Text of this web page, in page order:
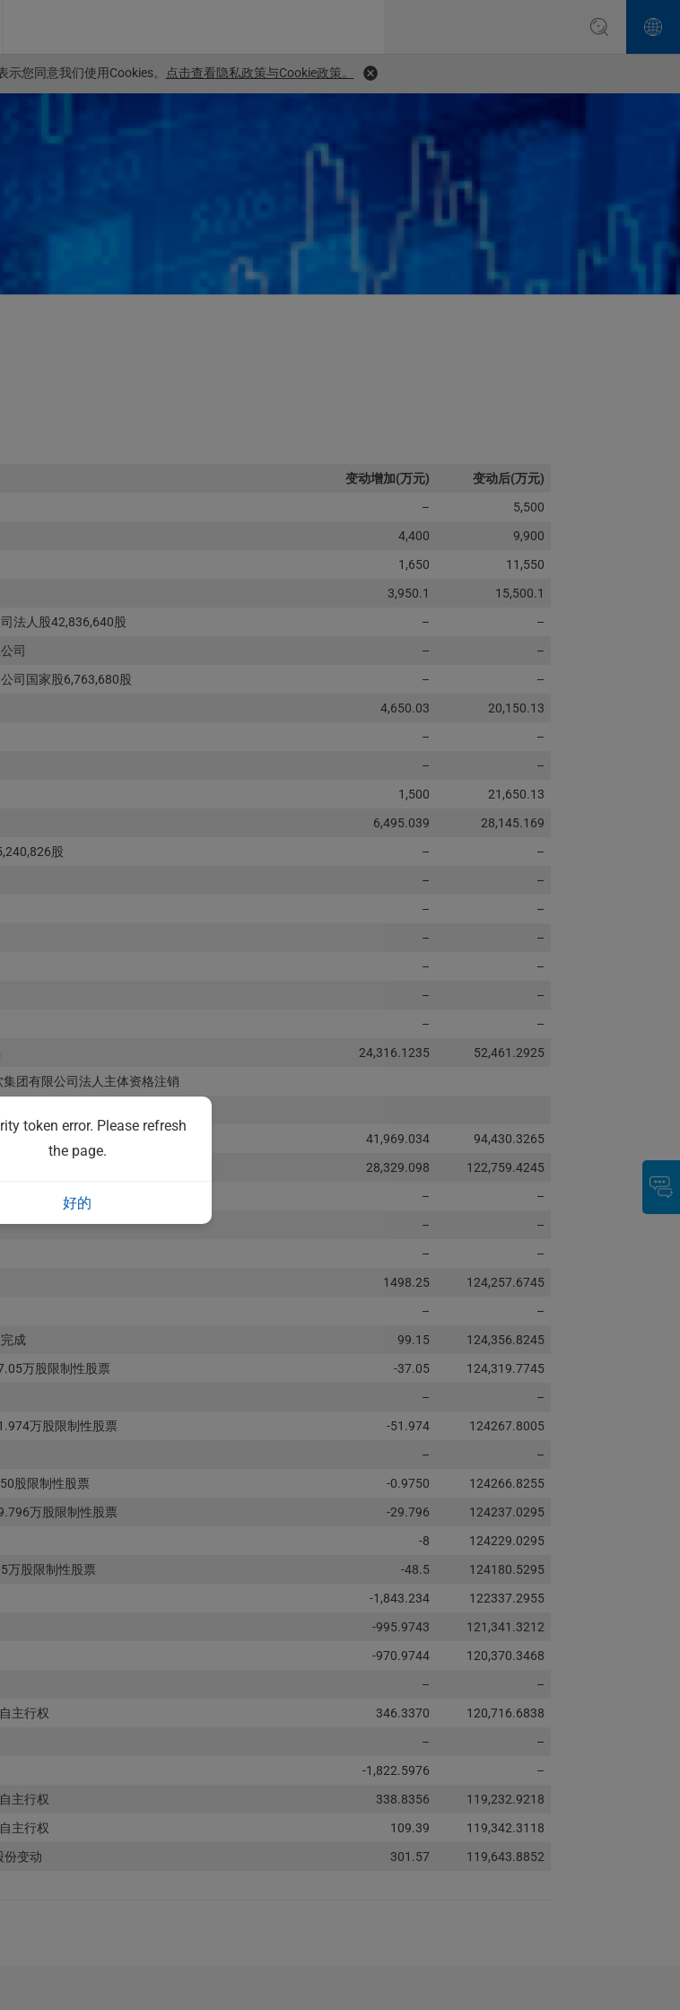
示您同意我们使用Cookies。 点击查看隐私政策与Cookie政策。
变动增加(万元)
变动后(万元)
–
5,500
4,400
9,900
1,650
11,550
3,950.1
15,500.1
法人股42,836,640股 –
–
司 –
–
司国家股6,763,680股 –
–
4,650.03
20,150.13
–
–
–
–
1,500
21,650.13
6,495.039
28,145.169
股 –
–
–
–
–
–
–
–
–
–
–
–
–
–
24,316.1235
52,461.2925
团有限公司法人主体资格注销
41,969.034
94,430.3265
28,329.098
122,759.4245
–
–
–
–
–
–
1498.25
124,257.6745
–
–
成 99.15
124,356.8245
万股限制性股票 -37.05
124,319.7745
–
–
万股限制性股票 -51.974
124267.8005
–
–
股限制性股票 -0.9750
124266.8255
万股限制性股票 -29.796
124237.0295
-8
124229.0295
万股限制性股票 -48.5
124180.5295
-1,843.234
122337.2955
-995.9743
121,341.3212
-970.9744
120,370.3468
–
–
主行权 346.3370
120,716.6838
–
–
-1,822.5976
–
主行权 338.8356
119,232.9218
主行权 109.39
119,342.3118
份变动 301.57
119,643.8852
token error. Please refresh
the page.
好的